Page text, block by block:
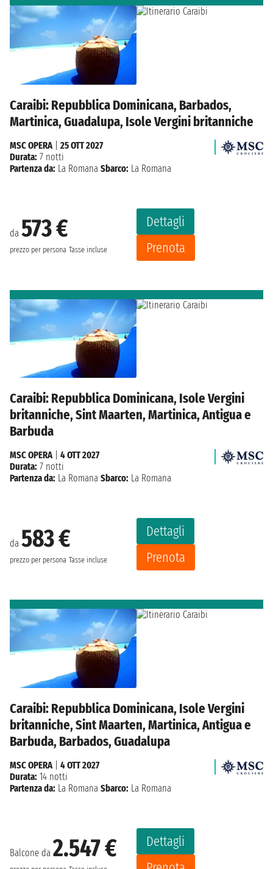
Caraibi: Repubblica Dominicana, Barbados,
Martinica, Guadalupa, Isole Vergini britanniche
da 573 €
prezzo per persona Tasse incluse
Dettagli
Prenota
MSC OPERA| 25 OTT 2027
Durata: 7 notti
Partenza da: La Romana Sbarco: La Romana
Caraibi: Repubblica Dominicana, Isole Vergini
britanniche, Sint Maarten, Martinica, Antigua e
Barbuda
da 583 €
prezzo per persona Tasse incluse
Dettagli
Prenota
MSC OPERA| 4 OTT 2027
Durata: 7 notti
Partenza da: La Romana Sbarco: La Romana
Caraibi: Repubblica Dominicana, Isole Vergini
britanniche, Sint Maarten, Martinica, Antigua e
Barbuda, Barbados, Guadalupa
Balcone da 2.547 €
Dettagli
MSC OPERA| 4 OTT 2027
Durata: 14 notti
Partenza da: La Romana Sbarco: La Romana